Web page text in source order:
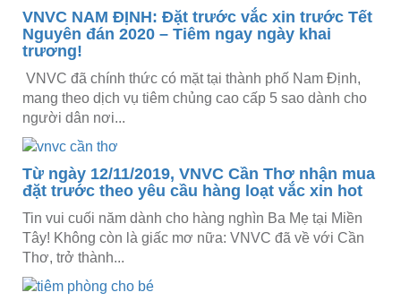
VNVC NAM ĐỊNH: Đặt trước vắc xin trước Tết
Nguyên đán 2020 – Tiêm ngay ngày khai
trương!
️ VNVC đã chính thức có mặt tại thành phố Nam Định,
mang theo dịch vụ tiêm chủng cao cấp 5 sao dành cho
người dân nơi...
Từ ngày 12/11/2019, VNVC Cần Thơ nhận mua
đặt trước theo yêu cầu hàng loạt vắc xin hot
Tin vui cuối năm dành cho hàng nghìn Ba Mẹ tại Miền
Tây! Không còn là giấc mơ nữa: VNVC đã về với Cần
Thơ, trở thành...